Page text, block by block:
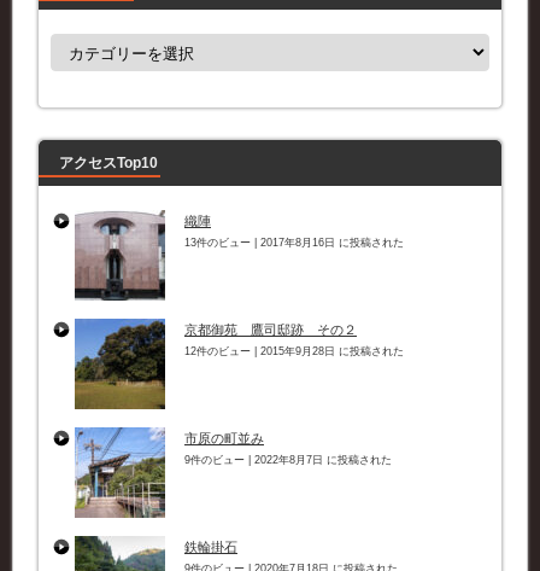
ー
アクセスTop10
織陣
13件のビュー 2017年8月16日 に投稿された
京都御苑 鷹司邸跡 その２
12件のビュー 2015年9月28日 に投稿された
市原の町並み
9件のビュー 2022年8月7日 に投稿された
鉄輪掛石